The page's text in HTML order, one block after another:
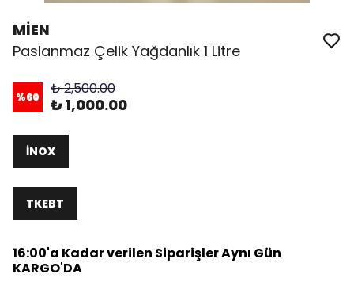
MİEN
Paslanmaz Çelik Yağdanlık 1 Litre
%60 ₺ 2,500.00
₺ 1,000.00
İNOX
TKEBT
16:00'a Kadar verilen Siparişler Aynı Gün
KARGO'DA